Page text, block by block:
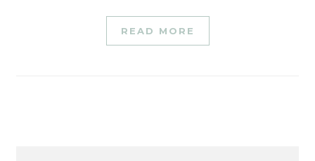
READ MORE